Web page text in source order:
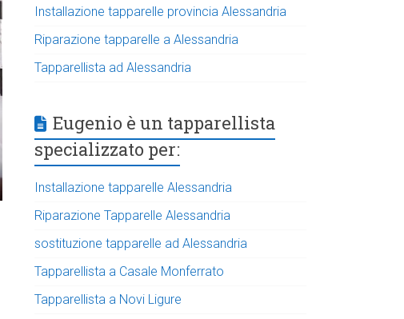
Installazione tapparelle provincia Alessandria
Riparazione tapparelle a Alessandria
Tapparellista ad Alessandria
Eugenio è un tapparellista
specializzato per:
Installazione tapparelle Alessandria
Riparazione Tapparelle Alessandria
sostituzione tapparelle ad Alessandria
Tapparellista a Casale Monferrato
Tapparellista a Novi Ligure